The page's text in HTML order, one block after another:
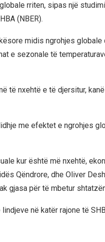
rriten, sipas një
(NBER).
midis ngrohjes
e sezonale të
të nxehtë e të djersitur,
me efektet e ngrohjes
kur është më nxehtë,
Qëndrore, dhe Oliver
gjasa për të mbetur
në katër rajone të